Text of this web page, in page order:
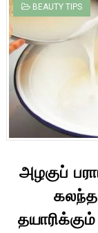
BEAUTY TIPS
அழகுப்